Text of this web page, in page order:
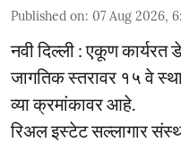
Published on: 07 Aug 2026,
नवी दिल्ली : एकूण कार्यरत
जागतिक स्तरावर १५ वे
व्या क्रमांकावर आहे.
रिअल इस्टेट सल्लागार